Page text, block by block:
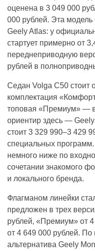
оценена в 3 049 000
000 рублей. Эта
Geely Atlas: у
стартует примерно от
переднеприводную
рублей в
Седан Volga C50 стоит
комплектация
топовая «Премиум» —
ориентир здесь —
стоит 3 329 990–3 429
специальных
немного ниже по
сочетании знакомого
и локального бренда.
Флагманом линейки
предложен в трех
рублей, «Премиум» от
от 4 649 000 рублей.
альтернатива Geely